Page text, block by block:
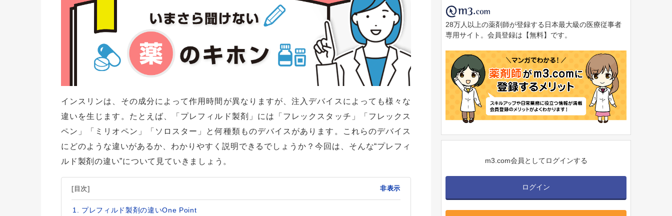
インスリンは、その成分によって作用時間が異なりますが、注入デバイスによっても様々な
違いを生じます。たとえば、「プレフィルド製剤」には「フレックスタッチ」「フレックス
ペン」「ミリオペン」「ソロスター」と何種類ものデバイスがあります。これらのデバイス
にどのような違いがあるか、わかりやすく説明できるでしょうか？今回は、そんな“プレフィ
ルド製剤の違い”について見ていきましょう。
[目次] 非表示
プレフィルド製剤の違いOne Point
28万人以上の薬剤師が登録する日本最大級の医療従事者
専用サイト。会員登録は【無料】です。
m3.com会員としてログインする
ログイン